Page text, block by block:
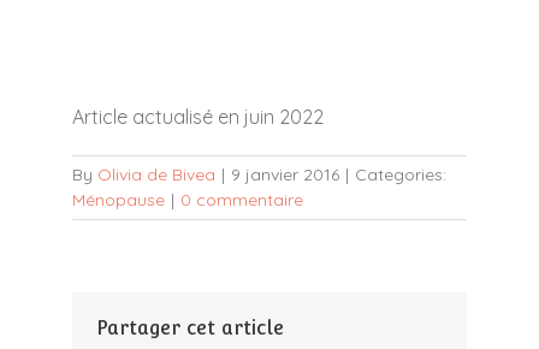
Article actualisé en juin 2022
By Olivia de Bivea | 9 janvier 2016 | Categories:
Ménopause | 0 commentaire
Partager cet article